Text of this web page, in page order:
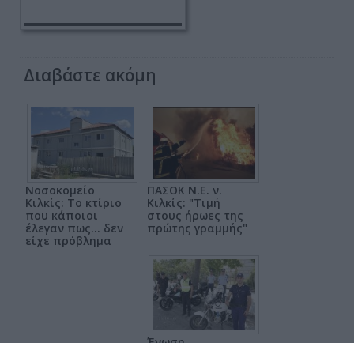
Διαβάστε ακόμη
Νοσοκομείο
Κιλκίς: Το κτίριο
που κάποιοι
έλεγαν πως... δεν
είχε πρόβλημα
ΠΑΣΟΚ Ν.Ε. ν.
Κιλκίς: "Τιμή
στους ήρωες της
πρώτης γραμμής"